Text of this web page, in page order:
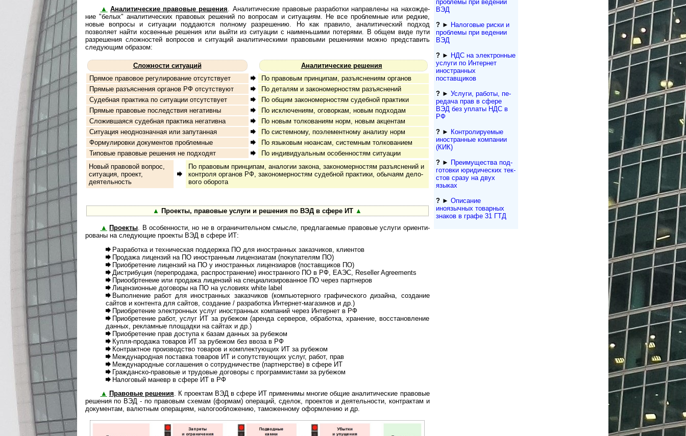
▲ Аналитические правовые решения. Аналитические правовые раз­ра­бот­ки на­п­рав­ле­ны на на­хож­де­
ние "белых" аналитических правовых решений по вопросам и ситуациям. Не все проблемные или редкие,
новые вопросы и ситуации поддаются полному разрешению. Но как правило, аналитический подход
позволяет найти косвенные решения или выйти из ситуации с наименьшими потерями. В общем виде пути
разрешения сложностей вопросов и ситуаций аналитическими правовыми решениями можно представить
следующим образом:
Сложности ситуаций
Аналитические решения
Прямое правовое регулирование отсутствует
По правовым принципам, разъяснениям органов
Прямые разъяснения органов РФ отсутствуют
По деталям и закономерностям разъяснений
Судебная практика по ситуации отсутствует
По общим закономерностям судебной практики
Прямые правовые последствия негативны
По исключениям, оговоркам, новым подходам
Сложившаяся судебная практика негативна
По новым толкованиям норм, новым акцентам
Ситуация неоднозначная или запутанная
По системному, поэлементному анализу норм
Формулировки документов проблемные
По языковым нюансам, системным толкованием
Типовые правовые решения не подходят
По индивидуальным особенностям ситуации
Новый правовой вопрос,
си­ту­а­ция, про­ект,
деятельность
По правовым принципам, аналогии закона, за­ко­но­мер­нос­тям разъ­яс­не­ний и
кон­т­ро­ля органов РФ, за­ко­но­мер­нос­тям су­деб­ной прак­ти­ки, обы­ча­ям де­ло­
во­го оборота
▲ Проекты, правовые услуги и решения по ВЭД в сфере ИТ ▲
▲ Проекты . В особенности, но не в ог­ра­ни­чи­тель­ном смыс­ле, пред­ла­га­е­мые правовые услуги ори­ен­ти­
ро­ва­ны на следующие проекты ВЭД в сфере ИТ:
Разработка и техническая поддержка ПО для иностранных за­каз­чи­ков, клиентов
Продажа лицензий на ПО иностранным лицензиатам (покупателям ПО)
Приобретение лицензий на ПО у иностранных лицензиаров (по­с­тав­щи­ков ПО)
Дистрибуция (перепродажа, распространение) иностранного ПО в РФ, ЕАЭС, Reseller Agreements
Приообртенеие или продажа лицензий на специализированное ПО через партнеров
Лицензионные договоры на ПО на условиях white label
Выполнение работ для иностранных заказчиков (компь­ю­тер­но­го гра­фи­чес­ко­го дизайна, создание
сайтов и контента для сайтов, со­зда­ние / разработка Интернет-магазинов и др.)
Приобретение электронных услуг иностранных компаний через Ин­тер­нет в РФ
Приобретение работ, услуг ИТ за рубежом (аренда сер­ве­ров, об­ра­бот­ка, хранение, восстановление
данных, рек­лам­ные пло­щад­ки на сайтах и др.)
Приобретение прав доступа к базам данных за ру­бе­жом
Купля-продажа товаров ИТ за рубежом без ввоза в РФ
Контрактное производство товаров и комплектующих ИТ за ру­бе­жом
Международная поставка товаров ИТ и сопутствующих услуг, работ, прав
Международные соглашения о сотрудничестве (партнерстве) в сфере ИТ
Гражданско-правовые и трудовые договоры с прог­рам­мис­та­ми за рубежом
Налоговый маневр в сфере ИТ в РФ
▲ Правовые решения. К проектам ВЭД в сфере ИТ применимы многие общие аналитические правовые
решения по ВЭД - по правовым схемам (формам) операций, сделок, проектов и деятельности, контрактам и
документам, валютным операциям, налогообложению, таможенному оформлению и др.
проблемы при ведении
ВЭД
?► Налоговые риски и
проблемы при ведении
ВЭД
?► НДС на электронные
услуги по Интернет
иностранных
поставщиков
?► Услуги, работы, пе­
ре­да­ча прав в сфере
ВЭД без уплаты НДС в
РФ
?► Контролируемые
иностранные компании
(КИК)
?► Преимущества под­
гото­вки юри­ди­чес­ких тек­
с­тов сразу на двух
языках
?► Описание
иноязычных товарных
знаков в графе 31 ГТД